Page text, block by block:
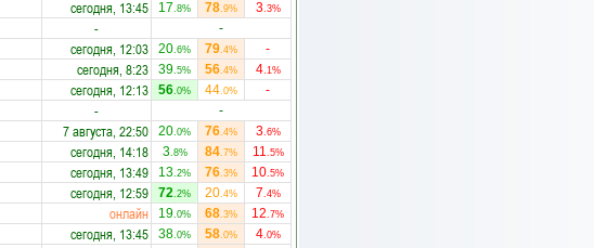
сегодня, 13:45 17.8% 78.9% 3.3%
-
-
сегодня, 12:03 20.6% 79.4%
-
сегодня, 8:23 39.5% 56.4% 4.1%
сегодня, 12:13 56.0% 44.0%
-
-
-
7 августа, 22:50 20.0% 76.4% 3.6%
сегодня, 14:18 3.8% 84.7% 11.5%
сегодня, 13:49 13.2% 76.3% 10.5%
сегодня, 12:59 72.2% 20.4% 7.4%
онлайн 19.0% 68.3% 12.7%
сегодня, 13:45 38.0% 58.0% 4.0%